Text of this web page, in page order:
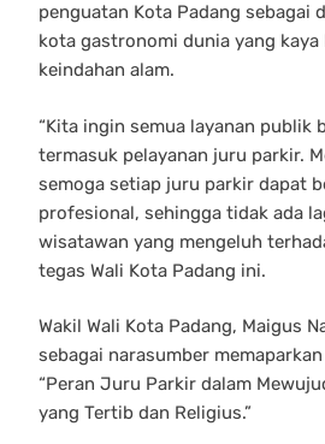
penguatan Kota Padang sebagai
kota gastronomi dunia yang kaya
keindahan alam.
“Kita ingin semua layanan publik
termasuk pelayanan juru parkir.
semoga setiap juru parkir dapat
profesional, sehingga tidak ada
wisatawan yang mengeluh
tegas Wali Kota Padang ini.
Wakil Wali Kota Padang, Maigus
sebagai narasumber
“Peran Juru Parkir dalam
yang Tertib dan Religius.”